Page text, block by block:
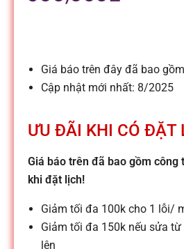
l
e
-
S
ử
a
Giá báo trên đây đã bao
Cập nhật mới nhất: 8/2025
ƯU ĐÃI KHI CÓ ĐẶT
Giá báo trên đã bao gồm công
khi đặt lịch!
Giảm tối đa 100k cho 1 lỗi/
Giảm tối đa 150k nếu sửa
lên